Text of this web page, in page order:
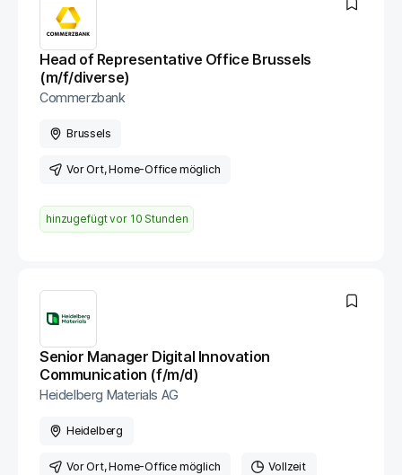
Head of Representative Office Brussels
(m/f/diverse)
Commerzbank
Brussels
Vor Ort, Home-Office möglich
hinzugefügt vor 10 Stunden
Senior Manager Digital Innovation
Communication (f/m/d)
Heidelberg Materials AG
Heidelberg
Vor Ort, Home-Office möglich Vollzeit